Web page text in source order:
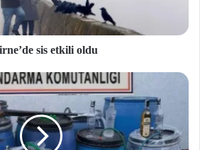
sis etkili oldu